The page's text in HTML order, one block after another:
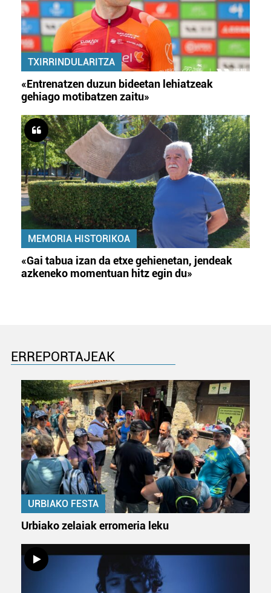
TXIRRINDULARITZA
«Entrenatzen duzun bideetan lehiatzeak
gehiago motibatzen zaitu»
MEMORIA HISTORIKOA
«Gai tabua izan da etxe gehienetan, jendeak
azkeneko momentuan hitz egin du»
ERREPORTAJEAK
URBIAKO FESTA
Urbiako zelaiak erromeria leku